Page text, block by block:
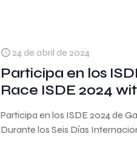
24 de abril de 2024
Participa en los
Race ISDE 2024
Participa en los ISDE 2024 de
Durante los Seis Días